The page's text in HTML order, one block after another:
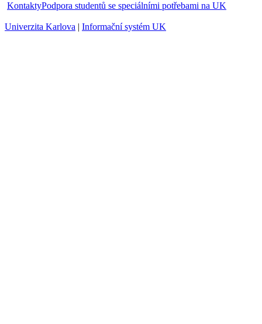
KontaktyPodpora studentů se speciálními potřebami na UK
Univerzita Karlova | Informační systém UK